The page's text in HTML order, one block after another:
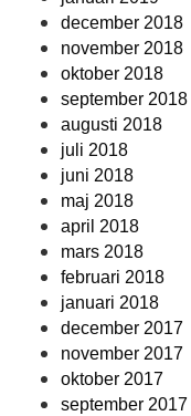
december 2018
november 2018
oktober 2018
september 2018
augusti 2018
juli 2018
juni 2018
maj 2018
april 2018
mars 2018
februari 2018
januari 2018
december 2017
november 2017
oktober 2017
september 2017